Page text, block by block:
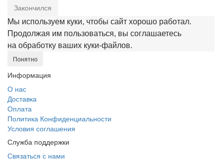
Закончился
Мы используем куки, чтобы сайт хорошо работал.
Продолжая им пользоваться, вы соглашаетесь
на обработку ваших куки‑файлов.
Понятно
Информация
О нас
Доставка
Оплата
Политика Конфиденциальности
Условия соглашения
Служба поддержки
Связаться с нами